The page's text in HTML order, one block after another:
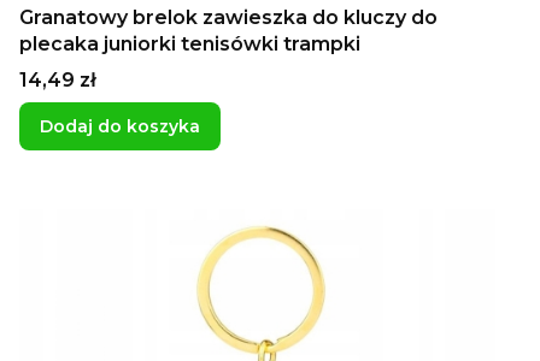
Granatowy brelok zawieszka do kluczy do
plecaka juniorki tenisówki trampki
Cena
14,49 zł
Dodaj do koszyka